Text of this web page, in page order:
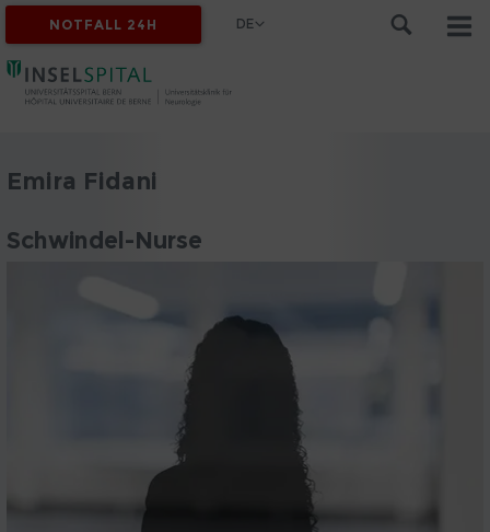
NOTFALL 24H DE
Emira Fidani
Schwindel-Nurse